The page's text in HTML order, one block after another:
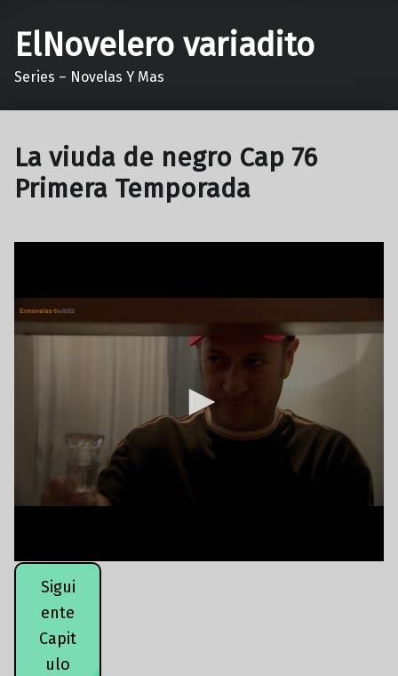
ElNovelero variadito
Series – Novelas Y Mas
La viuda de negro Cap 76
Primera Temporada
Sigui
ente
Capit
ulo